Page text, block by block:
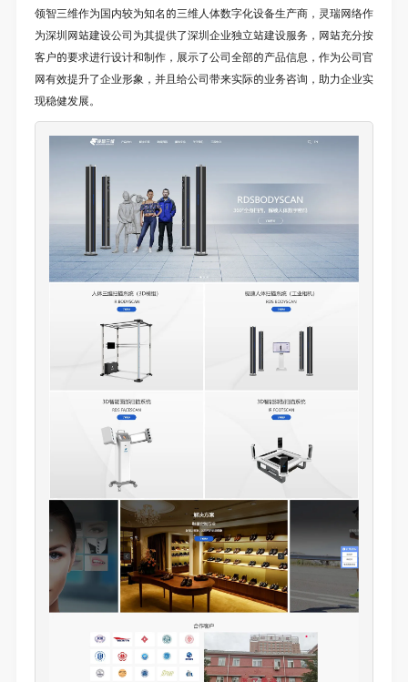
领智三维作为国内较为知名的三维人体数字化设备生产商，灵瑞网络作
为深圳网站建设公司为其提供了深圳企业独立站建设服务，网站充分按
客户的要求进行设计和制作，展示了公司全部的产品信息，作为公司官
网有效提升了企业形象，并且给公司带来实际的业务咨询，助力企业实
现稳健发展。